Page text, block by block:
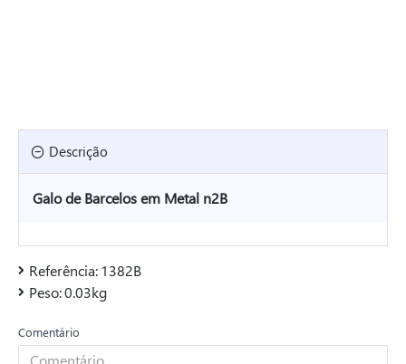
Descrição
Galo de Barcelos em Metal n2B
Referência:1382B
Peso:0.03kg
Comentário